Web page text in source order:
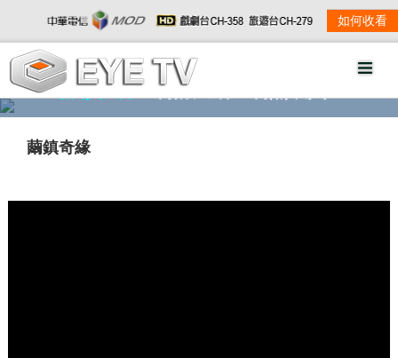
如何收看
精彩影音 劇情大綱
繭鎮奇緣